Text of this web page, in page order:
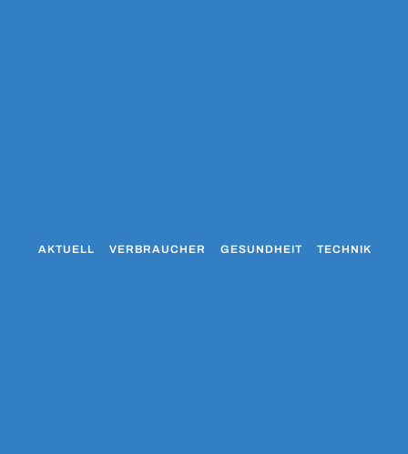
AKTUELL VERBRAUCHER GESUNDHEIT TECHNIK